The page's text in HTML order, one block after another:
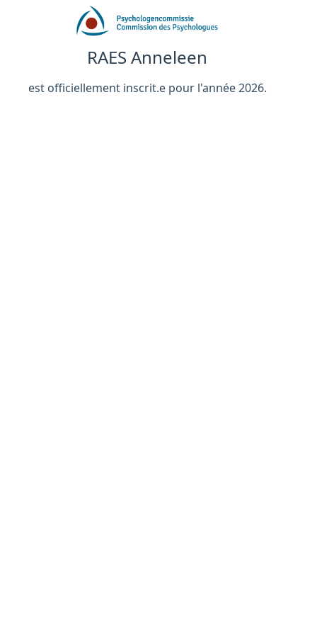
RAES Anneleen
est officiellement inscrit.e pour l'année 2026.